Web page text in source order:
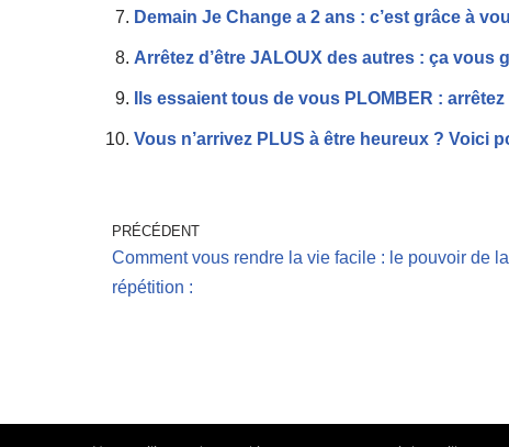
Demain Je Change a 2 ans : c’est grâce à
Arrêtez d’être JALOUX des autres : ça vous
Ils essaient tous de vous PLOMBER : arrêtez
Vous n’arrivez PLUS à être heureux ? Voici
PRÉCÉDENT
Comment vous rendre la vie facile : le pouvoir de la
répétition :